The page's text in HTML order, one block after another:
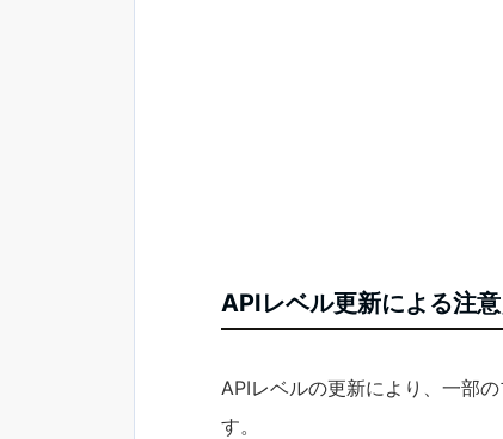
APIレベル更新による注
APIレベルの更新により、一部
す。